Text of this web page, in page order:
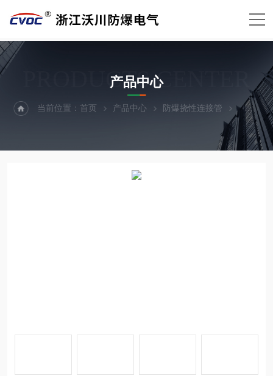
PRODUCTS CENTER
产品中心
当前位置：首页 产品中心 防爆挠性连接管 不锈钢